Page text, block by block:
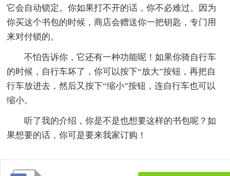
它会自动锁定。你如果打不开的话，你不必难过。因为
你买这个书包的时候，商店会赠送你一把钥匙，专门用
来对付锁的。
不怕告诉你，它还有一种功能呢！如果你骑自行车
的时候，自行车坏了，你可以按下“放大”按钮，再把自
行车放进去，然后又按下“缩小”按钮，连自行车也可以
缩小。
听了我的介绍，你是不是也想要这样的书包呢？如
果想要的话，你可是要来我家订购！